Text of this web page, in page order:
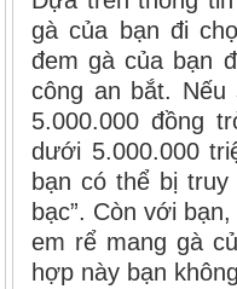
gà của bạn đi
đem gà của bạn
công an bắt.
5.000.000 đồng
dưới 5.000.000
bạn có thể bị
bạc”. Còn với
em rể mang gà
hợp này bạn